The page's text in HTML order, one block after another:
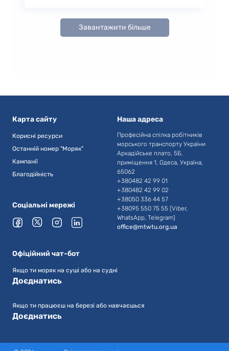
Завантажити більше
Карта сайту
Корисні ресурси
Останній номер "Моряк"
Кампанії
Благодійність
Наша адреса
Професійна спілка робітників
морського транспорту України
Аркадійське плато, 5Б,
приміщення 1, Одеса, Україна,
65062
+380482 42 99 01
+380482 42 99 02
+38050 336 44 57
+38095 550 75 55 (Viber,
WhatsApp, Telegram)
office@mtwtu.org.ua
Соціальні мережі
Офіційний чат-бот
Якщо ти моряк на суші або на судні
Доєднатись
Якщо ти працюєш на березі або навчаєшься
Доєднатись